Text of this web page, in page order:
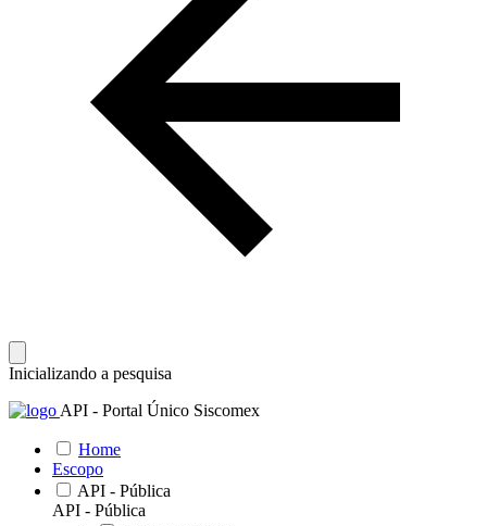
Inicializando a pesquisa
API - Portal Único Siscomex
Home
Escopo
API - Pública
API - Pública